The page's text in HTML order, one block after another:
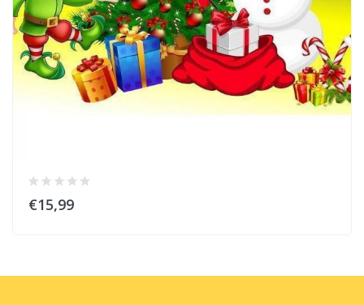
€15,99